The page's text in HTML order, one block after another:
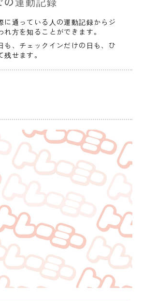
に通っている人の運動記録からジ
れ方を知ることができます。
も、チェックインだけの日も、ひ
せます。